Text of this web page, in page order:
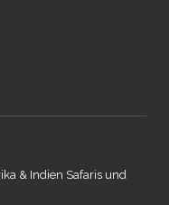
& Indien Safaris und